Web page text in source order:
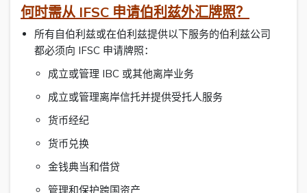
何时需从 IFSC 申请伯利兹外汇牌照？
所有自伯利兹或在伯利兹提供以下服务的伯利兹公司
都必须向 IFSC 申请牌照：
成立或管理 IBC 或其他离岸业务
成立或管理离岸信托并提供受托人服务
货币经纪
货币兑换
金钱典当和借贷
管理和保护跨国资产